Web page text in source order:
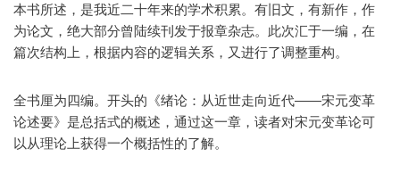
本书所述，是我近二十年来的学术积累。有旧文，有新作，作
为论文，绝大部分曾陆续刊发于报章杂志。此次汇于一编，在
篇次结构上，根据内容的逻辑关系，又进行了调整重构。
全书厘为四编。开头的《绪论：从近世走向近代——宋元变革
论述要》是总括式的概述，通过这一章，读者对宋元变革论可
以从理论上获得一个概括性的了解。